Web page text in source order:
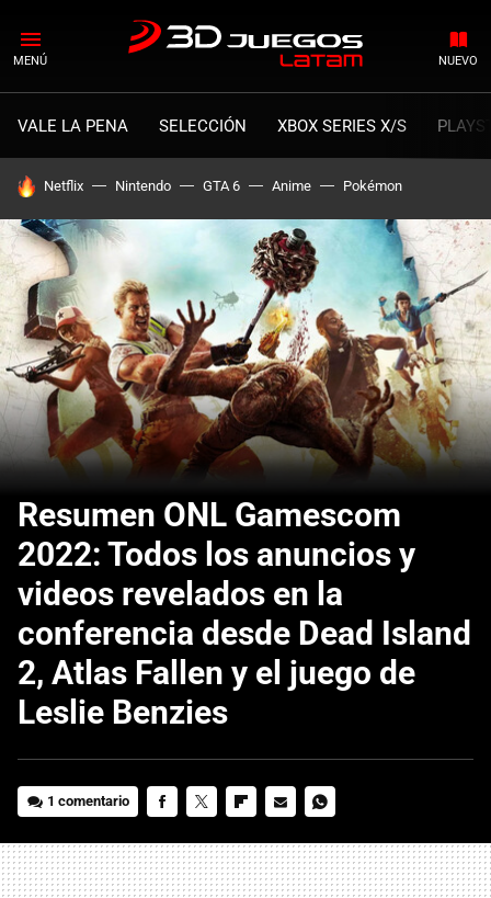
MENÚ NUEVO
VALE LA PENA SELECCIÓN XBOX SERIES X/S
HOY SE HABLA DE
Netflix Nintendo GTA 6 Anime Pokémon
Resumen ONL Gamescom
2022: Todos los anuncios y
videos revelados en la
conferencia desde Dead Island
2, Atlas Fallen y el juego de
Leslie Benzies
1 comentario
MAIL